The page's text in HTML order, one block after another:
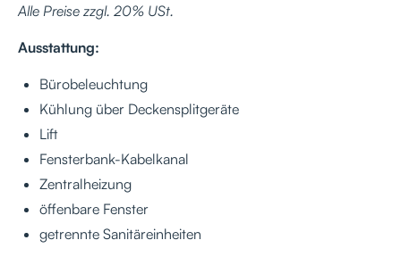
Alle Preise zzgl. 20% USt.
Ausstattung:
Bürobeleuchtung
Kühlung über Deckensplitgeräte
Lift
Fensterbank-Kabelkanal
Zentralheizung
öffenbare Fenster
getrennte Sanitäreinheiten